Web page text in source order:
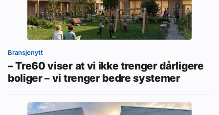
Bransjenytt
– Tre60 viser at vi ikke trenger dårligere
boliger – vi trenger bedre systemer